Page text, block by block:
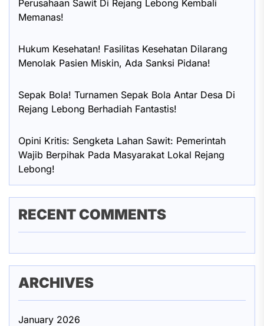
Perusahaan Sawit Di Rejang Lebong Kembali
Memanas!
Hukum Kesehatan! Fasilitas Kesehatan Dilarang
Menolak Pasien Miskin, Ada Sanksi Pidana!
Sepak Bola! Turnamen Sepak Bola Antar Desa Di
Rejang Lebong Berhadiah Fantastis!
Opini Kritis: Sengketa Lahan Sawit: Pemerintah
Wajib Berpihak Pada Masyarakat Lokal Rejang
Lebong!
RECENT COMMENTS
ARCHIVES
January 2026